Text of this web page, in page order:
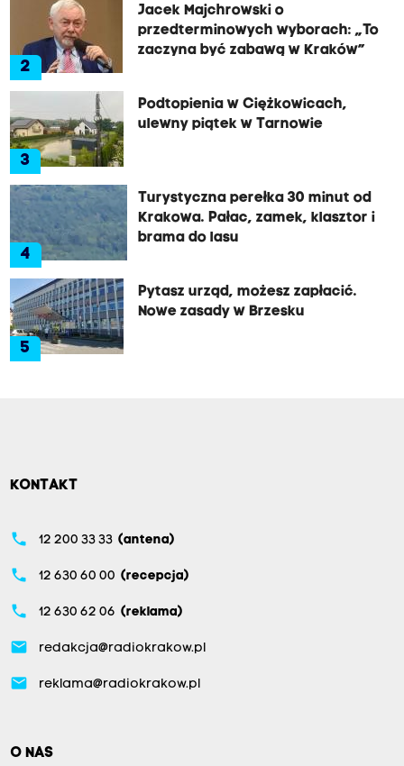
2
Jacek Majchrowski o
przedterminowych wyborach: „To
zaczyna być zabawą w Kraków”
3
Podtopienia w Ciężkowicach,
ulewny piątek w Tarnowie
4
Turystyczna perełka 30 minut od
Krakowa. Pałac, zamek, klasztor i
brama do lasu
5
Pytasz urząd, możesz zapłacić.
Nowe zasady w Brzesku
KONTAKT
phone 12 200 33 33 (antena)
phone 12 630 60 00 (recepcja)
phone 12 630 62 06 (reklama)
email redakcja@radiokrakow.pl
email reklama@radiokrakow.pl
O NAS